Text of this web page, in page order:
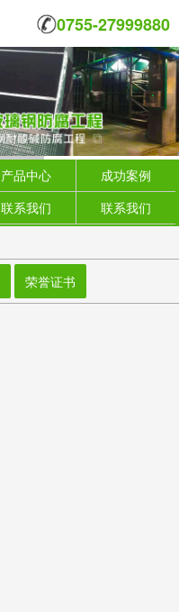
0755-27999880
产品中心
成功案例
联系我们 联系我们
荣誉证书